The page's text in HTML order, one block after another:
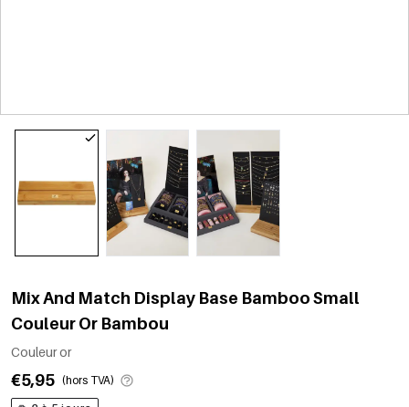
Mix And Match Display Base Bamboo Small
Couleur Or Bambou
Couleur or
€5,95 (hors TVA)